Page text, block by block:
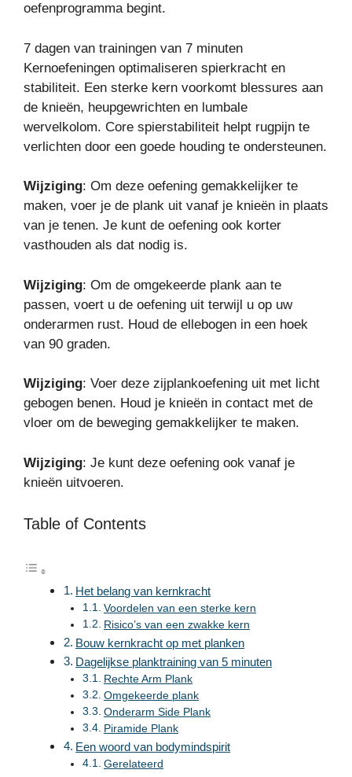
oefenprogramma begint.
7 dagen van trainingen van 7 minuten
Kernoefeningen optimaliseren spierkracht en
stabiliteit. Een sterke kern voorkomt blessures aan
de knieën, heupgewrichten en lumbale
wervelkolom. Core spierstabiliteit helpt rugpijn te
verlichten door een goede houding te ondersteunen.
Wijziging: Om deze oefening gemakkelijker te
maken, voer je de plank uit vanaf je knieën in plaats
van je tenen. Je kunt de oefening ook korter
vasthouden als dat nodig is.
Wijziging: Om de omgekeerde plank aan te
passen, voert u de oefening uit terwijl u op uw
onderarmen rust. Houd de ellebogen in een hoek
van 90 graden.
Wijziging: Voer deze zijplankoefening uit met licht
gebogen benen. Houd je knieën in contact met de
vloer om de beweging gemakkelijker te maken.
Wijziging: Je kunt deze oefening ook vanaf je
knieën uitvoeren.
Table of Contents
Het belang van kernkracht
Voordelen van een sterke kern
Risico’s van een zwakke kern
Bouw kernkracht op met planken
Dagelijkse planktraining van 5 minuten
Rechte Arm Plank
Omgekeerde plank
Onderarm Side Plank
Piramide Plank
Een woord van bodymindspirit
Gerelateerd